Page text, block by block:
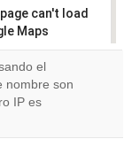
can't load
Maps
this
el
nombre son
IP es